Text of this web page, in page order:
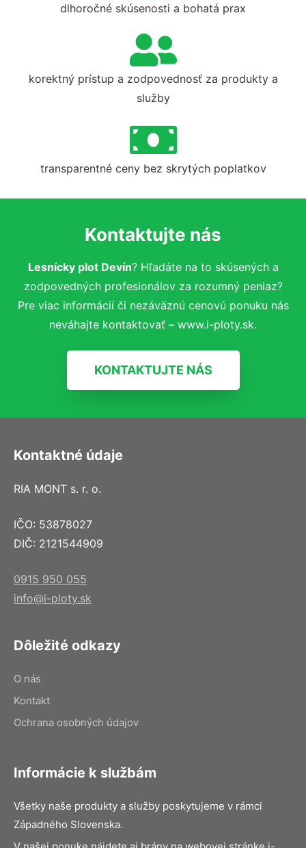
dlhoročné skúsenosti a bohatá prax
korektný prístup a zodpovednosť za produkty a
služby
transparentné ceny bez skrytých poplatkov
Kontaktujte nás
Lesnícky plot Devín? Hľadáte na to skúsených a
zodpovedných profesionálov za rozumný peniaz?
Pre viac informácií či nezáväznú cenovú ponuku nás
neváhajte kontaktovať – www.i-ploty.sk.
KONTAKTUJTE NÁS
Kontaktné údaje
RIA MONT s. r. o.
IČO: 53878027
DIČ: 2121544909
0915 950 055
info@i-ploty.sk
Dôležité odkazy
O nás
Kontakt
Ochrana osobných údajov
Informácie k službám
Všetky naše produkty a služby poskytujeme v rámci
Západného Slovenska.